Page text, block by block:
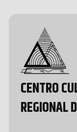
CENTRO
REGIONAL
Development
Quental